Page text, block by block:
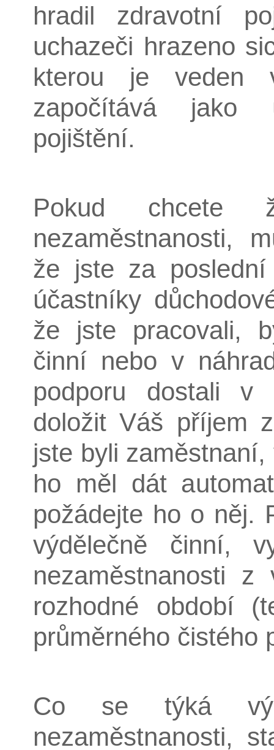
hradil zdravotní
uchazeči hrazeno
kterou je veden
započítává jako
pojištění.
Pokud
nezaměstnanosti,
že jste za
účastníky
že jste pracovali,
činní nebo v
podporu dostali v
doložit Váš příjem
jste byli
ho měl dát
požádejte ho o něj.
výdělečně činní,
nezaměstnanosti z
rozhodné období
průměrného čistého
Co se týká
nezaměstnanosti,